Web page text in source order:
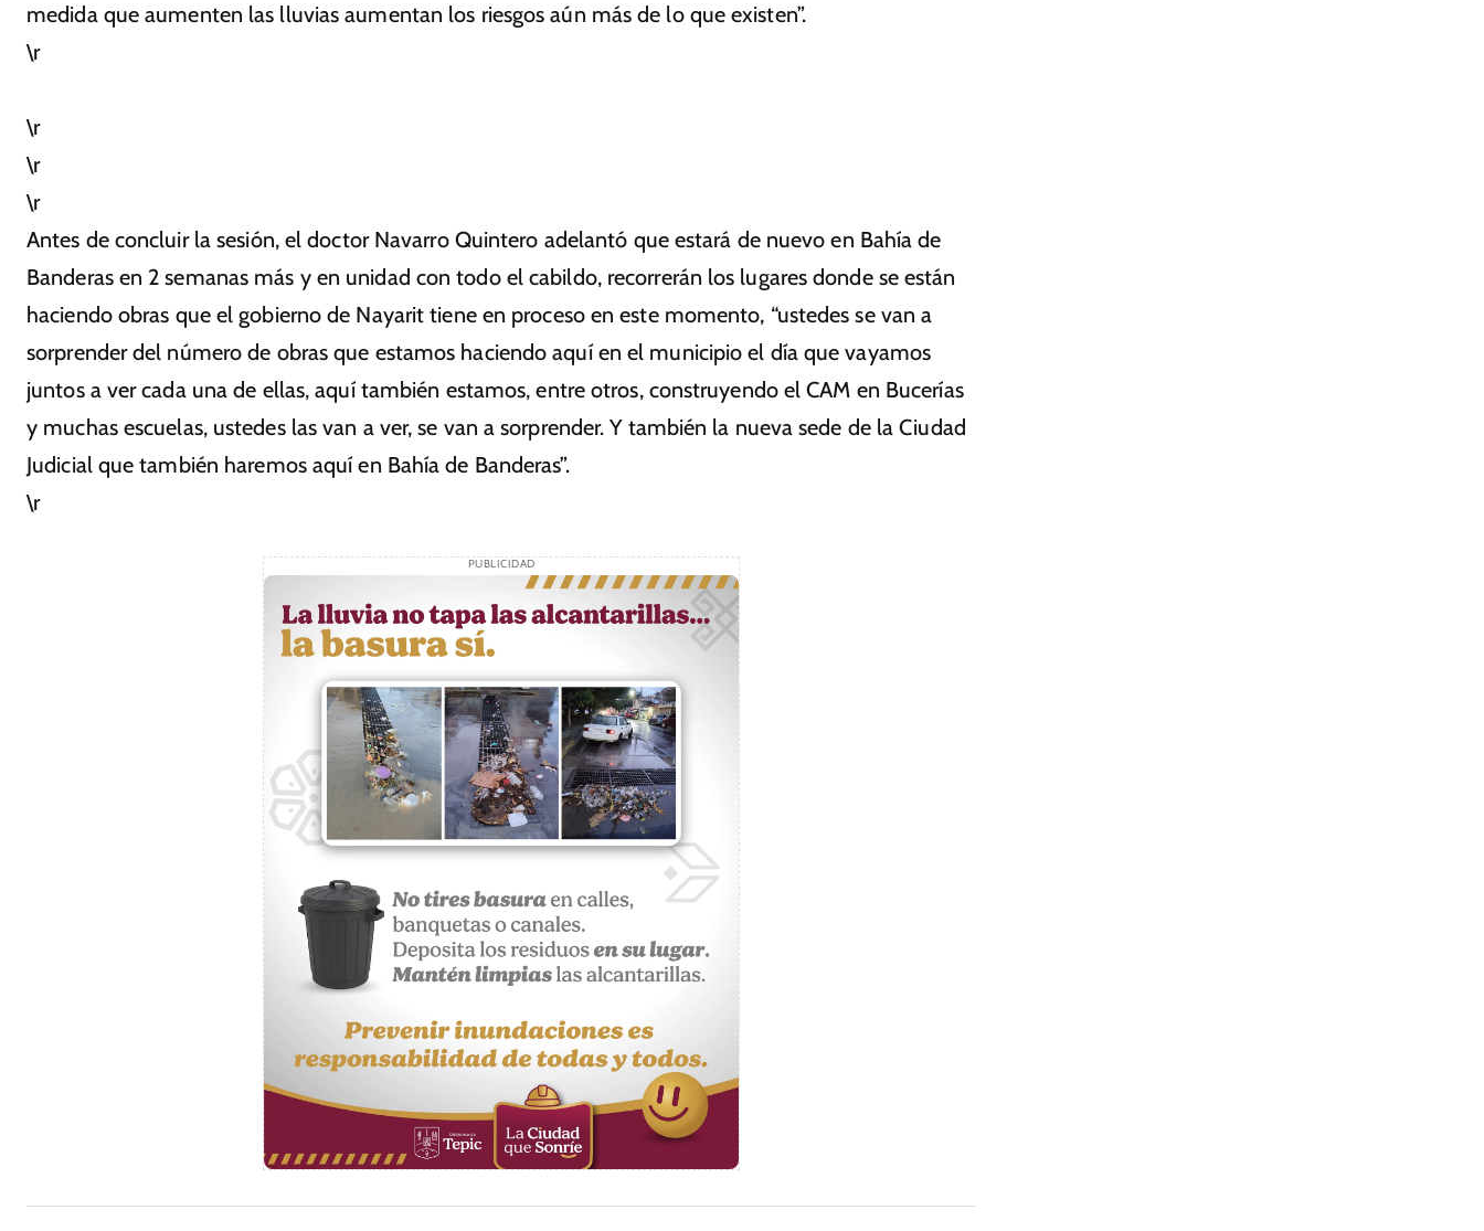
medida que aumenten las lluvias aumentan los riesgos aún más de lo que existen”.
\r
\r
\r
\r
Antes de concluir la sesión, el doctor Navarro Quintero adelantó que estará de nuevo en Bahía de
Banderas en 2 semanas más y en unidad con todo el cabildo, recorrerán los lugares donde se están
haciendo obras que el gobierno de Nayarit tiene en proceso en este momento, “ustedes se van a
sorprender del número de obras que estamos haciendo aquí en el municipio el día que vayamos
juntos a ver cada una de ellas, aquí también estamos, entre otros, construyendo el CAM en Bucerías
y muchas escuelas, ustedes las van a ver, se van a sorprender. Y también la nueva sede de la Ciudad
Judicial que también haremos aquí en Bahía de Banderas”.
\r
PUBLICIDAD